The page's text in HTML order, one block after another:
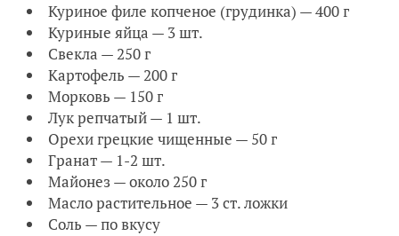
Куриное филе копченое (грудинка) — 400 г
Куриные яйца — 3 шт.
Свекла — 250 г
Картофель — 200 г
Морковь — 150 г
Лук репчатый — 1 шт.
Орехи грецкие чищенные — 50 г
Гранат — 1-2 шт.
Майонез — около 250 г
Масло растительное — 3 ст. ложки
Соль — по вкусу